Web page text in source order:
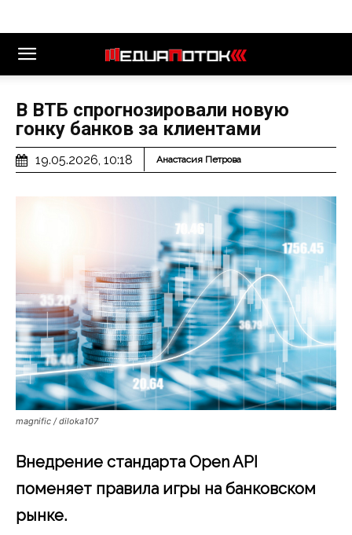
В ВТБ спрогнозировали новую
гонку банков за клиентами
19.05.2026, 10:18 Анастасия Петрова
magnific / diloka107
Внедрение стандарта Open API
поменяет правила игры на банковском
рынке.